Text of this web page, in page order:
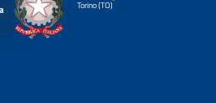
Torino (TO)